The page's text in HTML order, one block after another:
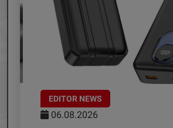
EDITOR NEWS
06.08.2026